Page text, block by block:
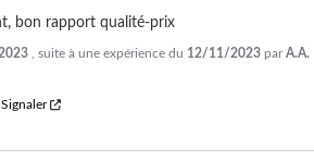
bon rapport qualité-prix
, suite à une expérience du 12/11/2023 parA.A.
Signaler